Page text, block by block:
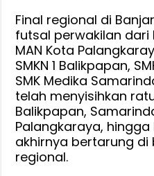
Final regional di
futsal perwakilan
MAN Kota
SMKN 1 Balikpapan,
SMK Medika
telah menyisihkan
Balikpapan,
Palangkaraya,
akhirnya bertarung di
regional.